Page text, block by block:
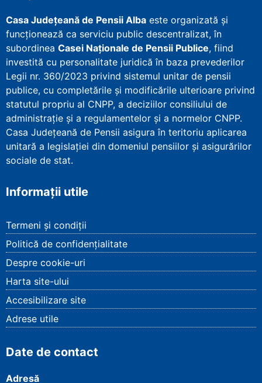
Casa Județeană de Pensii Alba este organizată și
funcționează ca serviciu public descentralizat, în
subordinea Casei Naționale de Pensii Publice, fiind
investită cu personalitate juridică în baza prevederilor
Legii nr. 360/2023 privind sistemul unitar de pensii
publice, cu completările și modificările ulterioare privind
statutul propriu al CNPP, a deciziilor consiliului de
administrație și a regulamentelor și a normelor CNPP.
Casa Județeană de Pensii asigura în teritoriu aplicarea
unitară a legislației din domeniul pensiilor și asigurărilor
sociale de stat.
Informații utile
Termeni și condiții
Politică de confidențialitate
Despre cookie-uri
Harta site-ului
Accesibilizare site
Adrese utile
Date de contact
Adresă